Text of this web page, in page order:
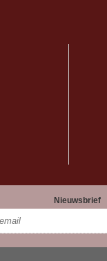
Nieuwsbrief